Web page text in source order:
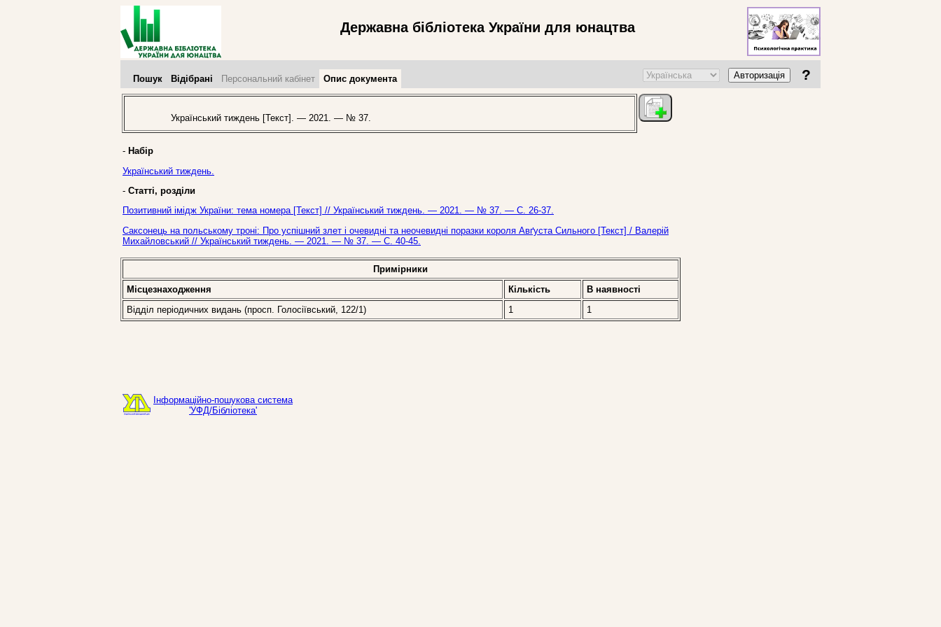
Державна бібліотека України для юнацтва
Пошук Відібрані Персональний кабінет Опис документа Авторизація ?
Український тиждень [Текст]. — 2021. — № 37.
- Набір
Український тиждень.
- Статті, розділи
Позитивний імідж України: тема номера [Текст] // Український тиждень. — 2021. — № 37. — С. 26-37.
Саксонець на польському троні: Про успішний злет і очевидні та неочевидні поразки короля Авґуста Сильного [Текст] / Валерій
Михайловський // Український тиждень. — 2021. — № 37. — С. 40-45.
Примірники
Місцезнаходження
Кількість
В наявностi
Відділ періодичних видань (просп. Голосіївський, 122/1)
1 1
Інформаційно-пошукова система
'УФД/Бібліотека'